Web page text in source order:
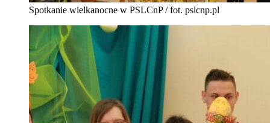
Spotkanie wielkanocne w PSLCnP / fot. pslcnp.pl